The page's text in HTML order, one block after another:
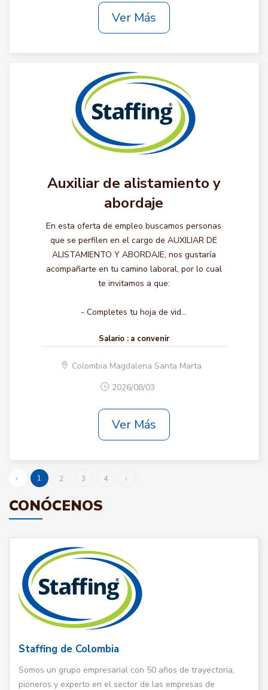
Ver Más
Auxiliar de alistamiento y
abordaje
En esta oferta de empleo buscamos personas
que se perfilen en el cargo de AUXILIAR DE
ALISTAMIENTO Y ABORDAJE, nos gustaría
acompañarte en tu camino laboral, por lo cual
te invitamos a que:
- Completes tu hoja de vid...
Salario : a convenir
Colombia Magdalena Santa Marta
2026/08/03
Ver Más
‹ 1 2 3 4 ›
CONÓCENOS
Staffing de Colombia
Somos un grupo empresarial con 50 años de trayectoria,
pioneros y experto en el sector de las empresas de